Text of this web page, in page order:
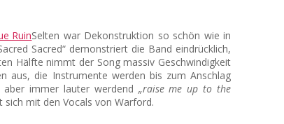
Selten war Dekonstruktion so schön wie in
Sacred“ demonstriert die Band eindrücklich,
Hälfte nimmt der Song massiv Geschwindigkeit
aus, die Instrumente werden bis zum Anschlag
aber immer lauter werdend „raise me up to the
mit den Vocals von Warford.